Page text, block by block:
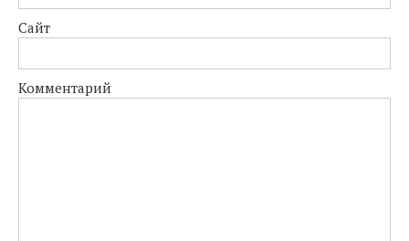
Сайт
Комментарий